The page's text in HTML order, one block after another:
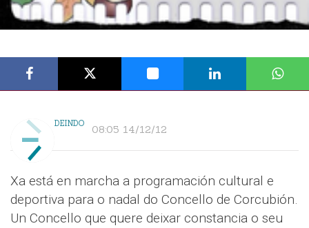
DEINDO 08:05 14/12/12
Xa está en marcha a programación cultural e
deportiva para o nadal do Concello de Corcubión.
Un Concello que quere deixar constancia o seu